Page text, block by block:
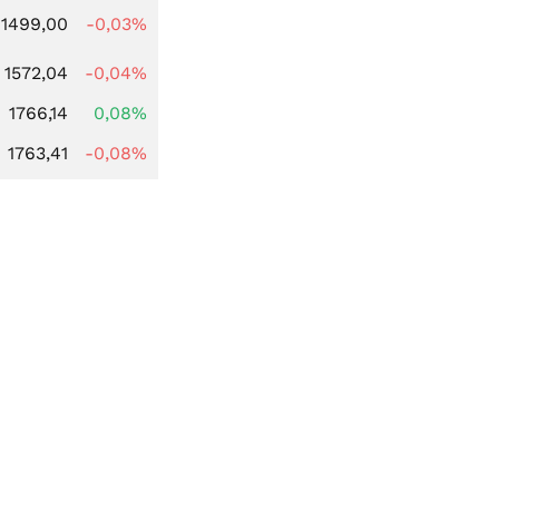
1499,00 -0,03%
1572,04
-0,04%
1766,14
0,08%
1763,41 -0,08%